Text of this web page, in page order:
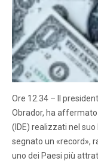
Ore 12.34 – Il
Obrador, ha
(IDE) realizzati nel
segnato un «record»,
uno dei Paesi più